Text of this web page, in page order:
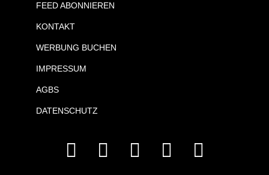
FEED ABONNIEREN
KONTAKT
WERBUNG BUCHEN
IMPRESSUM
AGBS
DATENSCHUTZ